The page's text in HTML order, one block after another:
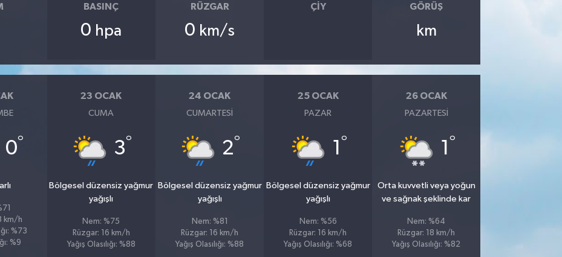
BASINÇ
0 hpa
RÜZGAR
0 km/s
ÇIY GÖRÜŞ
km
0°
km/h
%73
%9
23 OCAK
CUMA
3°
Bölgesel düzensiz yağmur
yağışlı
Nem: %75
Rüzgar: 16 km/h
Yağış Olasılığı: %88
24 OCAK
CUMARTESI
2°
Bölgesel düzensiz yağmur
yağışlı
Nem: %81
Rüzgar: 16 km/h
Yağış Olasılığı: %88
25 OCAK
PAZAR
1 °
Bölgesel düzensiz yağmur
yağışlı
Nem: %56
Rüzgar: 16 km/h
Yağış Olasılığı: %68
26 OCAK
PAZARTESI
1 °
Orta kuvvetli veya yoğun
ve sağnak şeklinde kar
Nem: %64
Rüzgar: 18 km/h
Yağış Olasılığı: %82